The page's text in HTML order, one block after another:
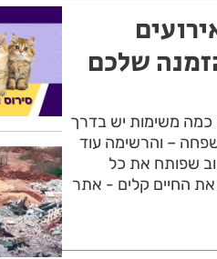
שלכם
משימות יש בדרך
– והרשימה עוד
שפותח את כל
החיים קלים - אתר